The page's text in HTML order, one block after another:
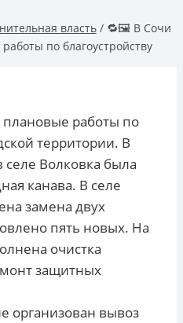
власть / 🔁🖼 В Сочи
по благоустройству
работы по
территории. В
селе Волковка была
канава. В селе
замена двух
пять новых. На
очистка
защитных
организован вывоз